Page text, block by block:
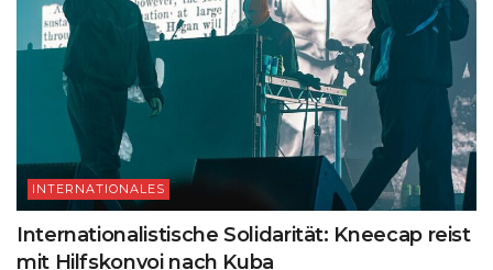
INTERNATIONALES
Internationalistische Solidarität: Kneecap reist
mit Hilfskonvoi nach Kuba